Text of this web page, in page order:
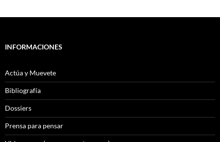
INFORMACIONES
Actúa y Muevete
Bibliografía
Dossiers
Prensa para pensar